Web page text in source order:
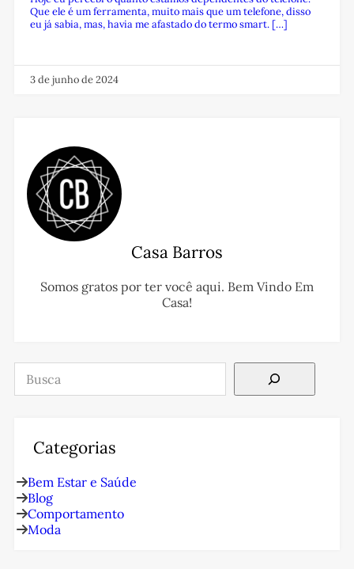
Que ele é um ferramenta, muito mais que um telefone, disso
eu já sabia, mas, havia me afastado do termo smart. […]
3 de junho de 2024
Casa Barros
Somos gratos por ter você aqui. Bem Vindo Em
Casa!
Pesquisar
Categorias
Bem Estar e Saúde
Blog
Comportamento
Moda